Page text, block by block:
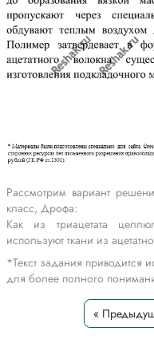
Рассмотрим вариант
класс, Дрофа:
Как из триацетата
используют ткани из
*Текст задания приводится
для более полного
«